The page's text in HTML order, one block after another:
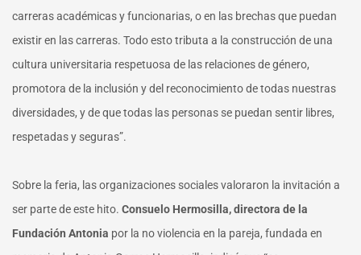
carreras académicas y funcionarias, o en las brechas que puedan
existir en las carreras. Todo esto tributa a la construcción de una
cultura universitaria respetuosa de las relaciones de género,
promotora de la inclusión y del reconocimiento de todas nuestras
diversidades, y de que todas las personas se puedan sentir libres,
respetadas y seguras”.
Sobre la feria, las organizaciones sociales valoraron la invitación a
ser parte de este hito. Consuelo Hermosilla, directora de la
Fundación Antonia por la no violencia en la pareja, fundada en